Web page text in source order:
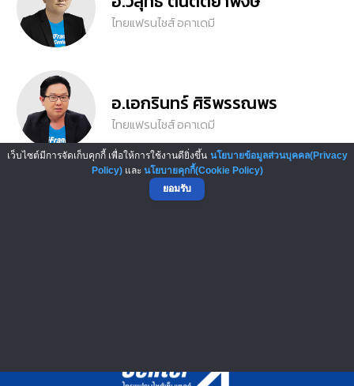
ไทยแฟรนไชส์ อคาเดมี
อ.เอกรินทร์ ศิริพรรณพร
ไทยแฟรนไชส์ อคาเดมี
อ.สุภัค หมื่นนิกร
เว็บไซต์มีการจัดเก็บคุกกี้ เพื่อให้การใช้งานดียิ่งขึ้น นโยบายข้อมูลส่วนบุคคล(Privacy
Policy)และ นโยบายคุกกี้(Cookie Policy)
ยอมรับ